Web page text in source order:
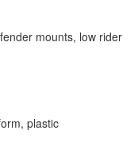
mounts, low rider
plastic